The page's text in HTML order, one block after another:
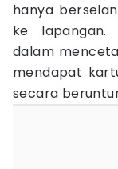
hanya
ke lapangan.
dalam
mendapat
secara